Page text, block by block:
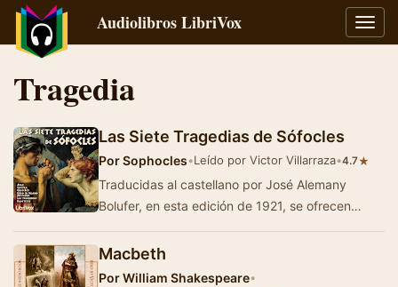
Audiolibros LibriVox
Tragedia
Las Siete Tragedias de Sófocles
PorSophocles•Leído por Victor Villarraza•4.7★
Traducidas al castellano por José Alemany
Bolufer, en esta edición de 1921, se ofrecen
Macbeth
PorWilliam Shakespeare•